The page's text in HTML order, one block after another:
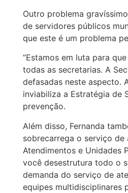
Outro problema
de servidores públicos
que este é um problema
“Estamos em luta para
todas as secretarias. A
defasadas neste aspecto.
inviabiliza a Estratégia de
prevenção.
Além disso, Fernanda
sobrecarrega o serviço de
Atendimentos e Unidades
você desestrutura todo o
demanda do serviço de
equipes multidisciplinares